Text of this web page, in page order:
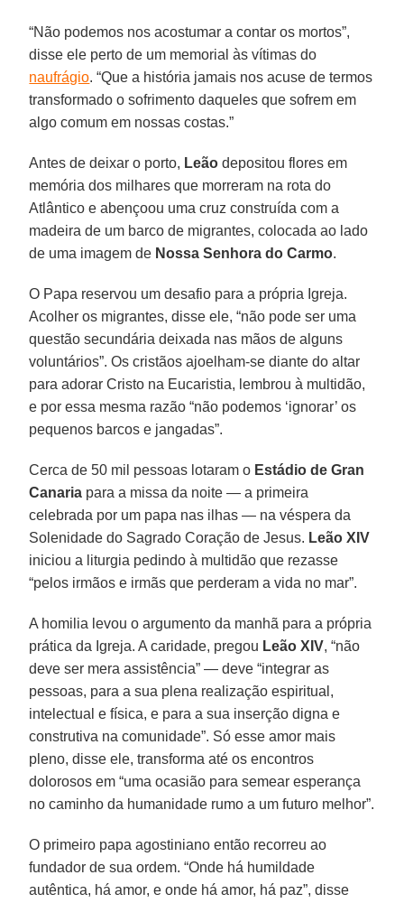
“Não podemos nos acostumar a contar os mortos”,
disse ele perto de um memorial às vítimas do
naufrágio. “Que a história jamais nos acuse de termos
transformado o sofrimento daqueles que sofrem em
algo comum em nossas costas.”
Antes de deixar o porto, Leão depositou flores em
memória dos milhares que morreram na rota do
Atlântico e abençoou uma cruz construída com a
madeira de um barco de migrantes, colocada ao lado
de uma imagem de Nossa Senhora do Carmo.
O Papa reservou um desafio para a própria Igreja.
Acolher os migrantes, disse ele, “não pode ser uma
questão secundária deixada nas mãos de alguns
voluntários”. Os cristãos ajoelham-se diante do altar
para adorar Cristo na Eucaristia, lembrou à multidão,
e por essa mesma razão “não podemos ‘ignorar’ os
pequenos barcos e jangadas”.
Cerca de 50 mil pessoas lotaram o Estádio de Gran
Canaria para a missa da noite — a primeira
celebrada por um papa nas ilhas — na véspera da
Solenidade do Sagrado Coração de Jesus. Leão XIV
iniciou a liturgia pedindo à multidão que rezasse
“pelos irmãos e irmãs que perderam a vida no mar”.
A homilia levou o argumento da manhã para a própria
prática da Igreja. A caridade, pregou Leão XIV, “não
deve ser mera assistência” — deve “integrar as
pessoas, para a sua plena realização espiritual,
intelectual e física, e para a sua inserção digna e
construtiva na comunidade”. Só esse amor mais
pleno, disse ele, transforma até os encontros
dolorosos em “uma ocasião para semear esperança
no caminho da humanidade rumo a um futuro melhor”.
O primeiro papa agostiniano então recorreu ao
fundador de sua ordem. “Onde há humildade
autêntica, há amor, e onde há amor, há paz”, disse